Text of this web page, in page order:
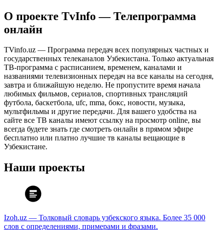
О проекте TvInfo — Телепрограмма
онлайн
TVinfo.uz — Программа передач всех популярных частных и
государственных телеканалов Узбекистана. Только актуальная
ТВ-программа с расписанием, временем, каналами и
названиями телевизионных передач на все каналы на сегодня,
завтра и ближайшую неделю. Не пропустите время начала
любимых фильмов, сериалов, спортивных трансляций
футбола, баскетбола, ufc, mma, бокс, новости, музыка,
мультфильмы и другие передачи. Для вашего удобства на
сайте все ТВ каналы имеют ссылку на просмотр online, вы
всегда будете знать где смотреть онлайн в прямом эфире
бесплатно или платно лучшие тв каналы вещающие в
Узбекистане.
Наши проекты
Izoh.uz — Толковый словарь узбекского языка. Более 35 000
слов с определениями, примерами и фразами.